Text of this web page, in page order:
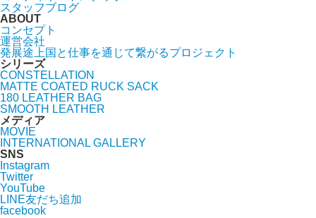
スタッフブログ
ABOUT
コンセプト
運営会社
発展途上国と仕事を通じて繋がるプロジェクト
シリーズ
CONSTELLATION
MATTE COATED RUCK SACK
180 LEATHER BAG
SMOOTH LEATHER
メディア
MOVIE
INTERNATIONAL GALLERY
SNS
Instagram
Twitter
YouTube
LINE友だち追加
facebook